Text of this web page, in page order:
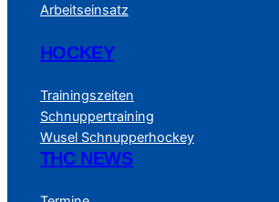
Arbeitseinsatz
HOCKEY
Trainingszeiten
Schnuppertraining
Wusel Schnupperhockey
THC NEWS